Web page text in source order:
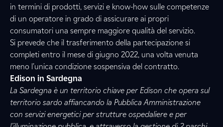
in termini di prodotti, servizi e know-how sulle competenze
di un operatore in grado di assicurare ai propri
consumatori una sempre maggiore qualità del servizio.
Si prevede che il trasferimento della partecipazione si
completi entro il mese di giugno 2022, una volta venuta
meno l’unica condizione sospensiva del contratto.
Edison in Sardegna
La Sardegna è un territorio chiave per Edison che opera sul
territorio sardo affiancando la Pubblica Amministrazione
con servizi energetici per strutture ospedaliere e per